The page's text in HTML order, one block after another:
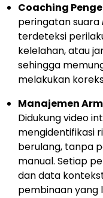
Coaching
peringatan suara
terdeteksi
kelelahan, atau
sehingga
melakukan
Manajemen
Didukung video
mengidentifikasi
berulang, tanpa
manual. Setiap
dan data
pembinaan yang